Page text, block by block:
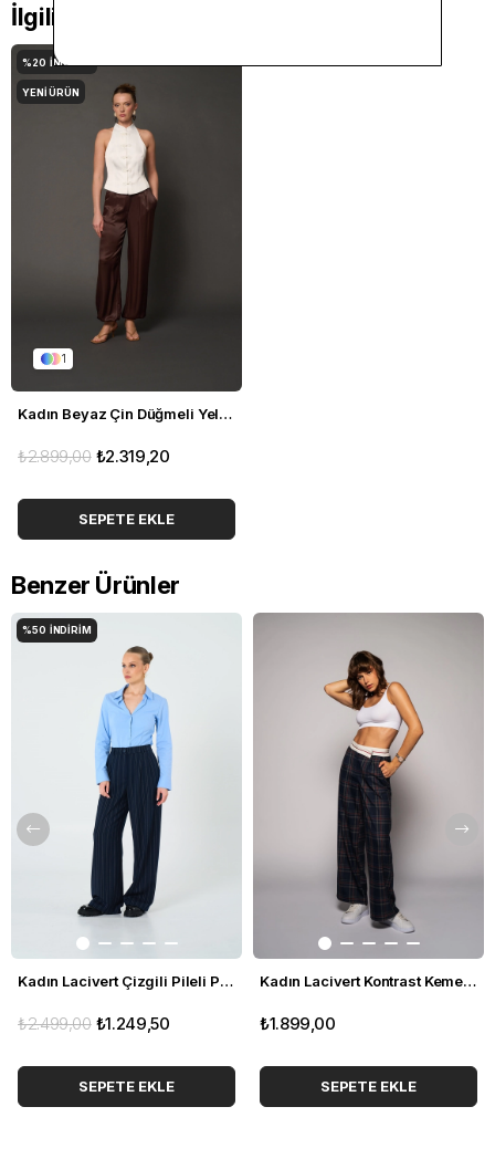
İlgili Kombinler
1
Kadın Beyaz Çin Düğmeli Yelek
₺2.319,20
₺2.899,00
SEPETE EKLE
%20 İNDIRIM
YENI ÜRÜN
Benzer Ürünler
Kadın Lacivert Çizgili Pileli Pantolon
₺1.249,50
₺2.499,00
SEPETE EKLE
%50 İNDIRIM
Kadın Lacivert Kontrast Kemerli Ekose Pantolon
₺1.899,00
SEPETE EKLE